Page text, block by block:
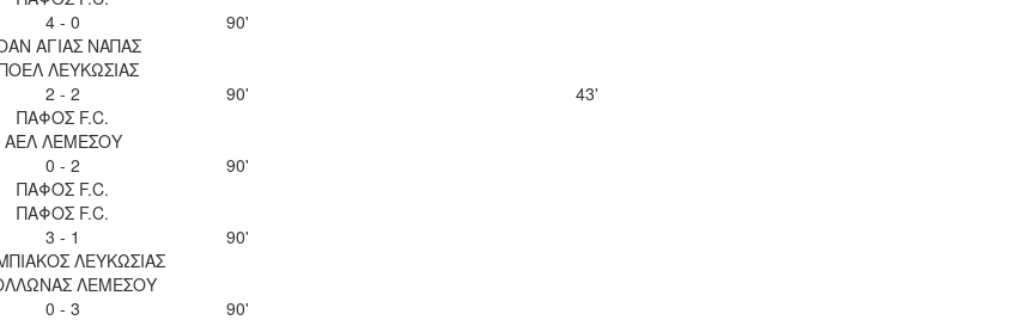
4 - 0
ΑΓΙΑΣ ΝΑΠΑΣ
90'
ΛΕΥΚΩΣΙΑΣ
2 - 2
ΠΑΦΟΣ F.C.
90'
43'
ΑΕΛ ΛΕΜΕΣΟΥ
0 - 2
ΠΑΦΟΣ F.C.
90'
ΠΑΦΟΣ F.C.
3 - 1
ΛΕΥΚΩΣΙΑΣ
90'
ΛΕΜΕΣΟΥ
0 - 3
90'